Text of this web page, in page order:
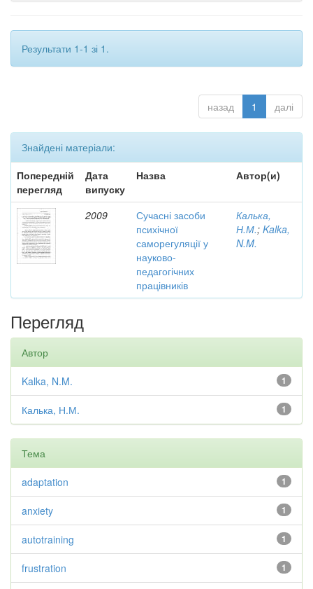
Результати 1-1 зі 1.
назад 1 далі
Знайдені матеріали:
Попередній
перегляд
Дата
випуску
Назва Автор(и)
2009
Сучасні засоби
психічної
саморегуляції у
науково-
педагогічних
працівників
Калька,
Н.М.; Kalka,
N.M.
Перегляд
Автор
1
Kalka, N.M.
1
Калька, Н.М.
Тема
1
adaptation
1
anxiety
1
autotraining
1
frustration